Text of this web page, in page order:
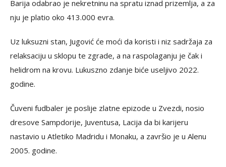
Barija odabrao je nekretninu na spratu iznad prizemlja, a za
nju je platio oko 413.000 evra.
Uz luksuzni stan, Jugović će moći da koristi i niz sadržaja za
relaksaciju u sklopu te zgrade, a na raspolaganju je čak i
helidrom na krovu. Lukuszno zdanje biće useljivo 2022.
godine.
Čuveni fudbaler je poslije zlatne epizode u Zvezdi, nosio
dresove Sampdorije, Juventusa, Lacija da bi karijeru
nastavio u Atletiko Madridu i Monaku, a završio je u Alenu
2005. godine.